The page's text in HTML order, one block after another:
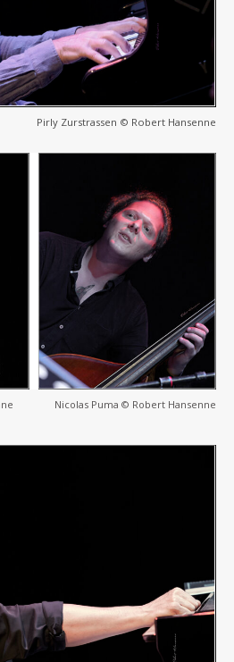
Pirly Zurstrassen © Robert Hansenne
Nicolas Puma © Robert Hansenne